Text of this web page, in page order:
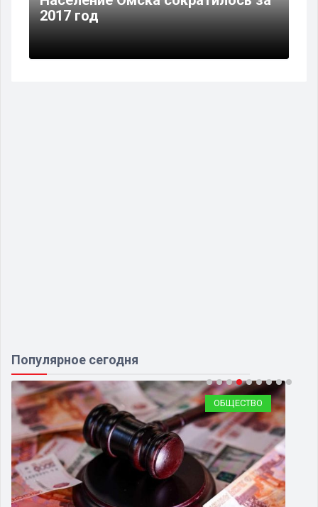
2017 год
Популярное сегодня
ОБЩЕСТВО